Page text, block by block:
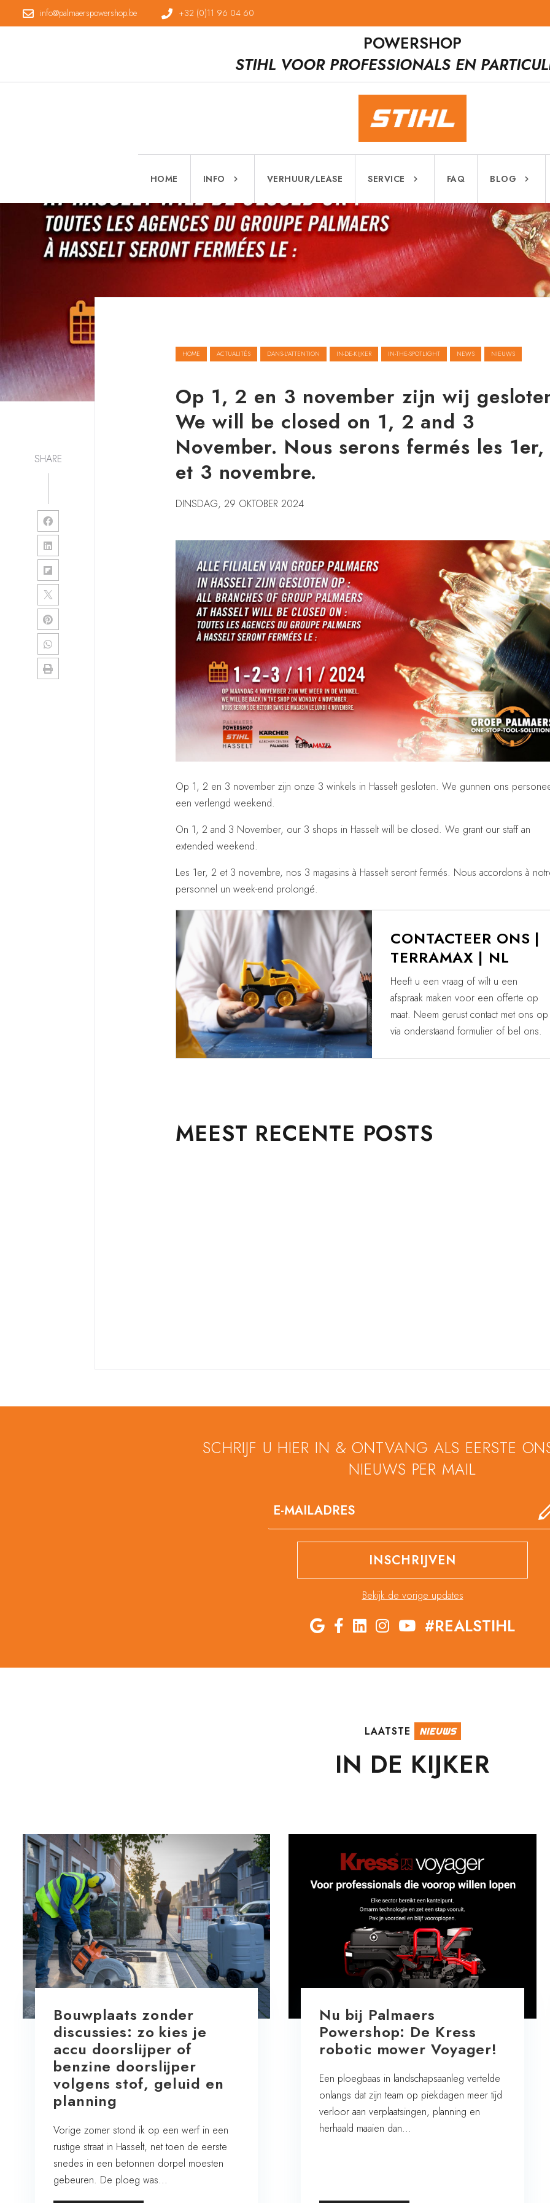
info@palmaerspowershop.be +32 (0)11 96 04 60
POWERSHOP
STIHL VOOR PROFESSIONALS EN
HOME INFO VERHUUR/LEASE SERVICE FAQ BLOG
SHARE
HOME ACTUALITÉS DANS-L'ATTENTION IN-DE-KIJKER IN-THE-SPOTLIGHT NEWS NIEUWS
Op 1, 2 en 3 november zijn wij
We will be closed on 1, 2 and 3
November. Nous serons fermés les
et 3 novembre.
DINSDAG, 29 OKTOBER 2024
Op 1, 2 en 3 november zijn onze 3 winkels in Hasselt gesloten. We gunnen ons
een verlengd weekend.
On 1, 2 and 3 November, our 3 shops in Hasselt will be closed. We grant our staff an
extended weekend.
Les 1er, 2 et 3 novembre, nos 3 magasins à Hasselt seront fermés. Nous accordons à
personnel un week-end prolongé.
CONTACTEER ONS |
TERRAMAX | NL
Heeft u een vraag of wilt u een
afspraak maken voor een offerte op
maat. Neem gerust contact met ons op
via onderstaand formulier of bel ons.
MEEST RECENTE POSTS
SCHRIJF U HIER IN & ONTVANG ALS EERSTE
NIEUWS PER MAIL
Bekijk de vorige updates
#REALSTIHL
LAATSTE NIEUWS
IN DE KIJKER
Bouwplaats zonder
discussies: zo kies je
accu doorslijper of
benzine doorslijper
volgens stof, geluid en
planning
Vorige zomer stond ik op een werf in een
rustige straat in Hasselt, net toen de eerste
snedes in een betonnen dorpel moesten
gebeuren. De ploeg was...
Nu bij Palmaers
Powershop: De Kress
robotic mower Voyager!
Een ploegbaas in landschapsaanleg vertelde
onlangs dat zijn team op piekdagen meer tijd
verloor aan verplaatsingen, planning en
herhaald maaien dan...